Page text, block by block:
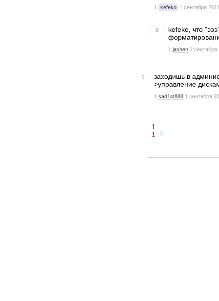
1 kefeko 1 сентября
0
kefeko, что
1 jashen 2 сентября
1
заходишь в
>управление
1 sad1st888 1 сентября
1
1
?